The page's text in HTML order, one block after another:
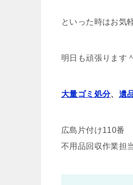
といった時はお気
明日も頑張ります
大量ゴミ処分、 遺
広島片付け110番
不用品回収作業担